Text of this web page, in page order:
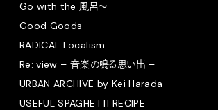
Go with the 風呂〜
Good Goods
RADICAL Localism
Re: view – 音楽の鳴る思い出 –
URBAN ARCHIVE by Kei Harada
USEFUL SPAGHETTI RECIPE